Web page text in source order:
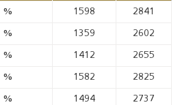
% 1598 2841
% 1359 2602
% 1412 2655
% 1582 2825
% 1494 2737